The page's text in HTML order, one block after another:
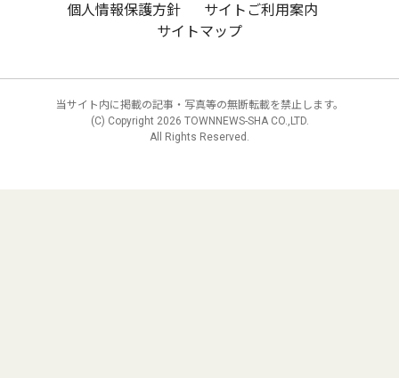
個人情報保護方針
サイトご利用案内
サイトマップ
当サイト内に掲載の記事・写真等の無断転載を禁止します。
(C) Copyright 2026 TOWNNEWS-SHA CO.,LTD.
All Rights Reserved.